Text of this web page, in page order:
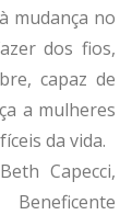
mudança no
dos fios,
capaz de
a mulheres
da vida.
Capecci,